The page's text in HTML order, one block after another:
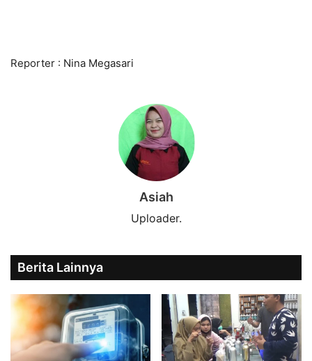
Reporter : Nina Megasari
Asiah
Uploader.
Berita Lainnya